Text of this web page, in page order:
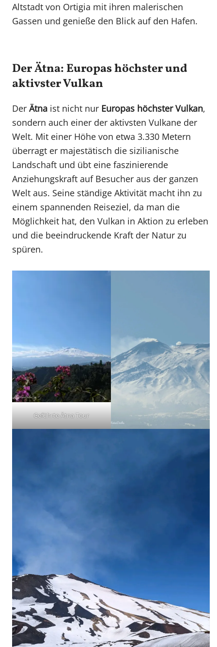
Altstadt von Ortigia mit ihren malerischen
Gassen und genieße den Blick auf den Hafen.
Der Ätna: Europas höchster und
aktivster Vulkan
Der Ätnaist nicht nurEuropas höchster Vulkan,
sondern auch einer der aktivsten Vulkane der
Welt. Mit einer Höhe von etwa 3.330 Metern
überragt er majestätisch die sizilianische
Landschaft und übt eine faszinierende
Anziehungskraft auf Besucher aus der ganzen
Welt aus. Seine ständige Aktivität macht ihn zu
einem spannenden Reiseziel, da man die
Möglichkeit hat, den Vulkan in Aktion zu erleben
und die beeindruckende Kraft der Natur zu
spüren.
Geführte Ätna Tour